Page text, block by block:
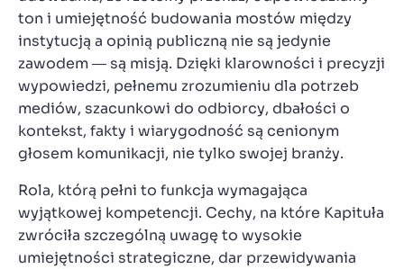
ton i umiejętność budowania mostów między
instytucją a opinią publiczną nie są jedynie
zawodem — są misją. Dzięki klarowności i precyzji
wypowiedzi, pełnemu zrozumieniu dla potrzeb
mediów, szacunkowi do odbiorcy, dbałości o
kontekst, fakty i wiarygodność są cenionym
głosem komunikacji, nie tylko swojej branży.
Rola, którą pełni to funkcja wymagająca
wyjątkowej kompetencji. Cechy, na które Kapituła
zwróciła szczególną uwagę to wysokie
umiejętności strategiczne, dar przewidywania